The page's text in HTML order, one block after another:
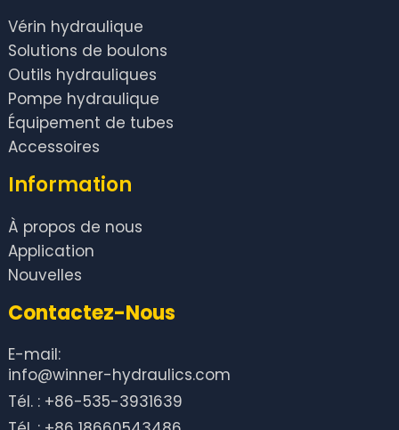
Vérin hydraulique
Solutions de boulons
Outils hydrauliques
Pompe hydraulique
Équipement de tubes
Accessoires
Information
À propos de nous
Application
Nouvelles
Contactez-Nous
E-mail:
info@winner-hydraulics.com
Tél. : +86-535-3931639